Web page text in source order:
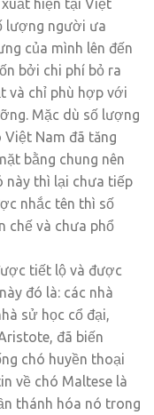
lượng người ưa
của mình lên đến
bởi chi phí bỏ ra
và chỉ phù hợp với
Mặc dù số lượng
Việt Nam đã tăng
bằng chung nên
này thì lại chưa tiếp
nhắc tên thì số
chế và chưa phổ
tiết lộ và được
đó là: các nhà
sử học cổ đại,
đã biến
chó huyền thoại
về chó Maltese là
thánh hóa nó trong